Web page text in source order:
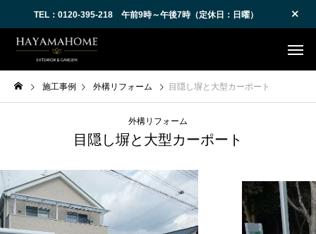
TEL：0120-395-218 午前9時～午後7時（定休日：日曜）
施工事例 外構リフォーム 目隠し塀と大型カーポート
外構リフォーム
目隠し塀と大型カーポート